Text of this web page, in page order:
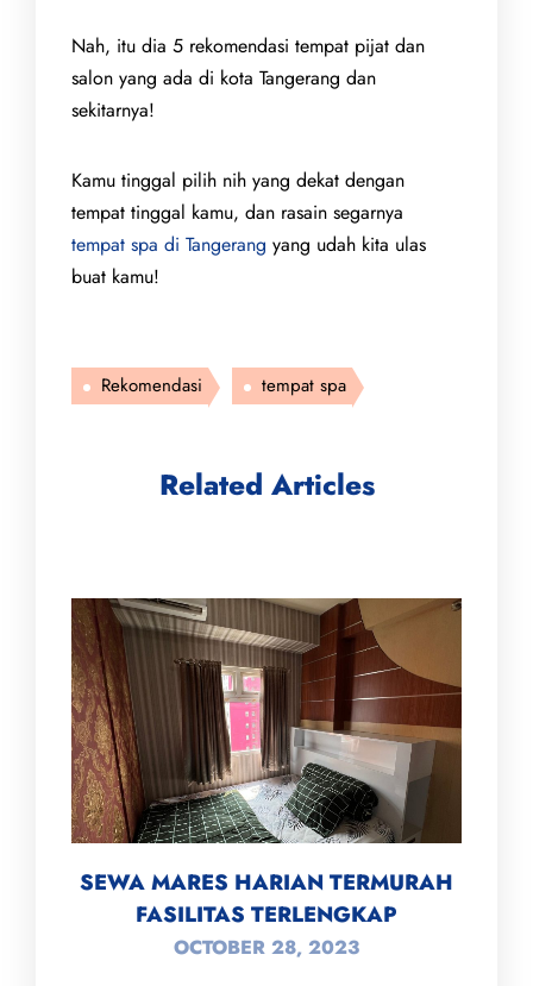
Nah, itu dia 5 rekomendasi tempat pijat dan
salon yang ada di kota Tangerang dan
sekitarnya!
Kamu tinggal pilih nih yang dekat dengan
tempat tinggal kamu, dan rasain segarnya
tempat spa di Tangerang yang udah kita ulas
buat kamu!
Rekomendasi tempat spa
Related Articles
SEWA MARES HARIAN TERMURAH
FASILITAS TERLENGKAP
OCTOBER 28, 2023